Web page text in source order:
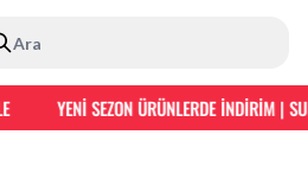
Ara
YENİ SEZON ÜRÜNLERDE İNDİRİM |